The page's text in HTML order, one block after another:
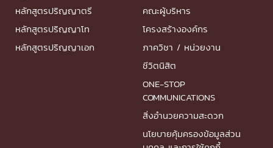
หลักสูตรปริญญาตรี
หลักสูตรปริญญาโท
หลักสูตรปริญญาเอก
คณะผู้บริหาร
โครงสร้างองค์กร
ภาควิชา / หน่วยงาน
ชีวิตนิสิต
ONE-STOP
COMMUNICATIONS
สิ่งอำนวยความสะดวก
นโยบายคุ้มครองข้อมูลส่วน